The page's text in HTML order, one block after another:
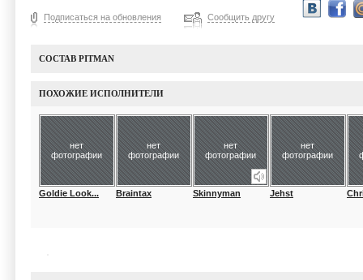
Подписаться на обновления Сообщить другу
СОСТАВ PITMAN
ПОХОЖИЕ ИСПОЛНИТЕЛИ
нет
фотографии
Goldie Look...
нет
фотографии
Braintax
нет
фотографии
Skinnyman
нет
фотографии
Jehst